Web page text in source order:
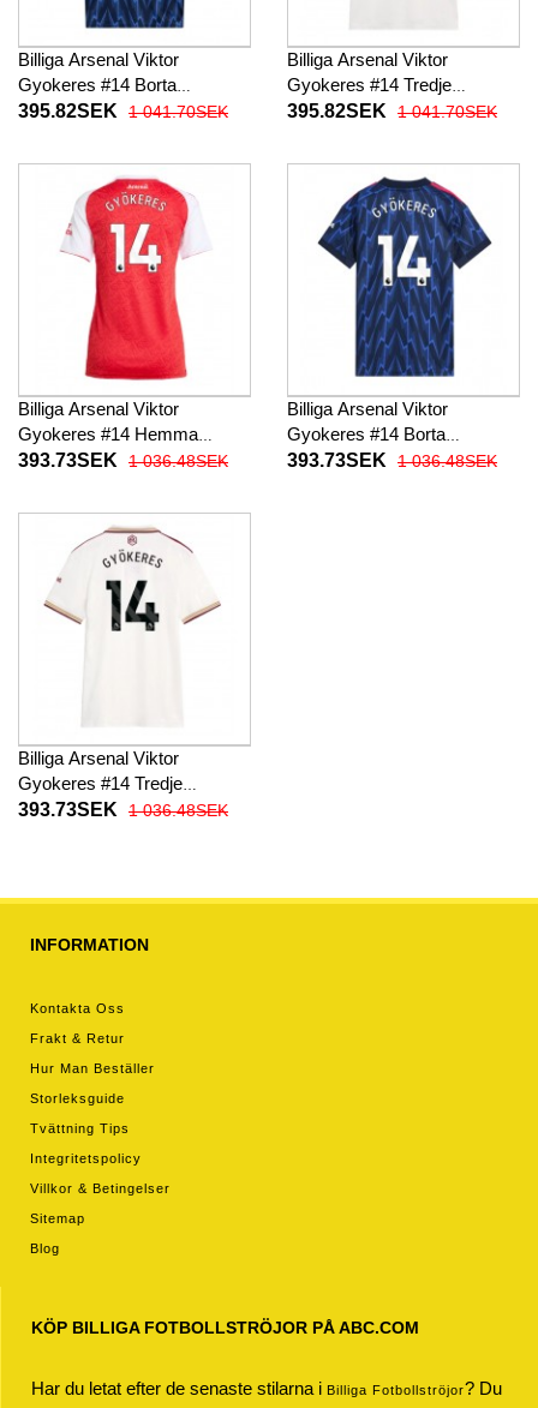
Billiga Arsenal Viktor
Gyokeres #14 Borta
fotbollskläder 2025-26
395.82SEK 1 041.70SEK
Billiga Arsenal Viktor
Gyokeres #14 Tredje
fotbollskläder 2025-26
395.82SEK 1 041.70SEK
Billiga Arsenal Viktor
Gyokeres #14 Hemma
fotbollskläder Dam 2025-26
393.73SEK 1 036.48SEK
Billiga Arsenal Viktor
Gyokeres #14 Borta
fotbollskläder Dam 2025-26
393.73SEK 1 036.48SEK
Billiga Arsenal Viktor
Gyokeres #14 Tredje
fotbollskläder Dam 2025-26
393.73SEK 1 036.48SEK
INFORMATION
Kontakta Oss
Frakt & Retur
Hur Man Beställer
Storleksguide
Tvättning Tips
Integritetspolicy
Villkor & Betingelser
Sitemap
Blog
KÖP BILLIGA FOTBOLLSTRÖJOR PÅ ABC.COM
Har du letat efter de senaste stilarna i Billiga Fotbollströjor? Du